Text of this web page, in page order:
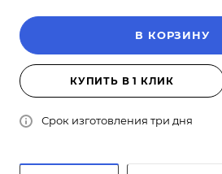
В КОРЗИНУ
КУПИТЬ В 1 КЛИК
Срок изготовления три дня